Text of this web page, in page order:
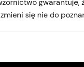
gwarantuje,
się nie do